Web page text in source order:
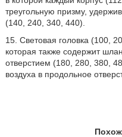
треугольную призму,
(140, 240, 340, 440).
15. Световая головка (100,
которая также содержит
отверстием (180, 280, 380,
воздуха в продольное